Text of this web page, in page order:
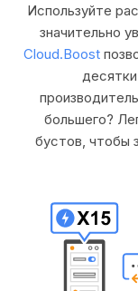
Используйте
значительно
Cloud.Boost
большего?
бустов, чтобы